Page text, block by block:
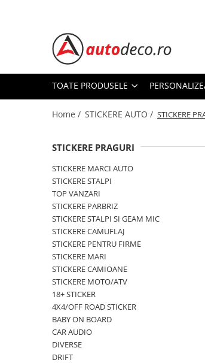
Toate Produsele
STICKERE AUTO
STICKERE MARCI AUTO
ALFA ROMEO
CHEVROLET
MERCEDES
TOATE PRODUSELE
Home / STICKERE AUTO / STICKERE
STICKERE PRAGURI
STICKERE MARCI AUTO
STICKERE STALPI
TOP VANZARI
STICKERE PARBRIZ
STICKERE STALPI SI GEAM MIC
STICKERE CAMUFLAJ
STICKERE PENTRU FIRME
STICKERE MARI
STICKERE CAMIOANE
STICKERE MOTO/ATV
18+ STICKER
4X4/OFF ROAD STICKER
BABY ON BOARD
CAR AUDIO
DIVERSE
DRIFT